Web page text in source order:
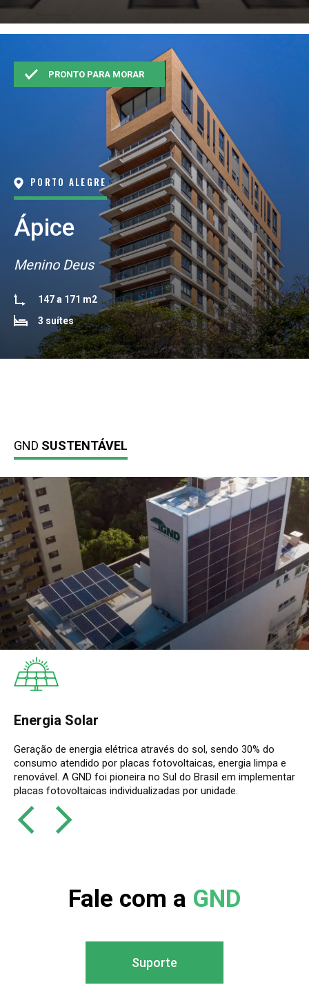
PRONTO PARA MORAR
PORTO ALEGRE
Ápice
Menino Deus
147 a 171 m2
3 suítes
GND SUSTENTÁVEL
Energia Solar
Geração de energia elétrica através do sol, sendo 30% do
consumo atendido por placas fotovoltaicas, energia limpa e
renovável. A GND foi pioneira no Sul do Brasil em implementar
placas fotovoltaicas individualizadas por unidade.
Fale com a GND
Suporte